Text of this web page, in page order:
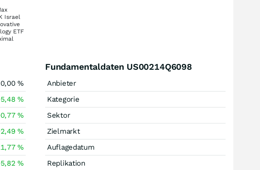
0,00%
%
%
%
%
%
Fundamentaldaten US00214Q6098
Anbieter
Kategorie
Sektor
Zielmarkt
Auflagedatum
Replikation